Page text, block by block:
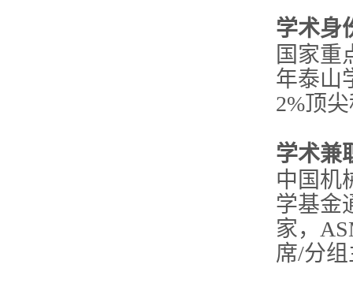
学术身
国家重
年泰山
2%顶
学术兼
中国机
学基金
家，
席/分